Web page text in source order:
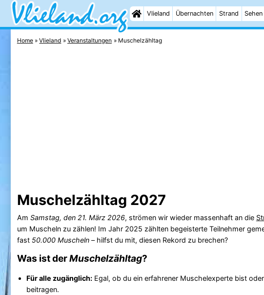
Vlieland Übernachten Strand
Home Vlieland Veranstaltungen Muschelzähltag
Muschelzähltag 2027
Am Samstag, den 21. März 2026, strömen wir wieder massenhaft an die
um Muscheln zu zählen! Im Jahr 2025 zählten begeisterte Teilnehmer
fast 50.000 Muscheln– hilfst du mit, diesen Rekord zu brechen?
Was ist derMuschelzähltag?
Für alle zugänglich:Egal, ob du ein erfahrener Muschelexperte bist
beitragen.